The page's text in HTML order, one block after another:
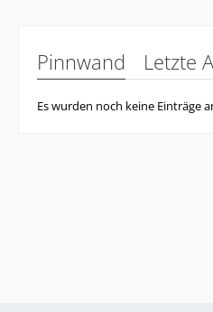
Pinnwand Letzte
Es wurden noch keine Einträge